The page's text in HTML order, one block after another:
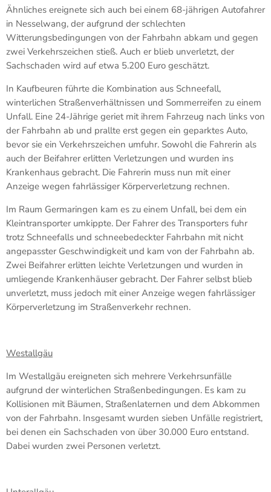
Ähnliches ereignete sich auch bei einem 68-jährigen Autofahrer
in Nesselwang, der aufgrund der schlechten
Witterungsbedingungen von der Fahrbahn abkam und gegen
zwei Verkehrszeichen stieß. Auch er blieb unverletzt, der
Sachschaden wird auf etwa 5.200 Euro geschätzt.
In Kaufbeuren führte die Kombination aus Schneefall,
winterlichen Straßenverhältnissen und Sommerreifen zu einem
Unfall. Eine 24-Jährige geriet mit ihrem Fahrzeug nach links von
der Fahrbahn ab und prallte erst gegen ein geparktes Auto,
bevor sie ein Verkehrszeichen umfuhr. Sowohl die Fahrerin als
auch der Beifahrer erlitten Verletzungen und wurden ins
Krankenhaus gebracht. Die Fahrerin muss nun mit einer
Anzeige wegen fahrlässiger Körperverletzung rechnen.
Im Raum Germaringen kam es zu einem Unfall, bei dem ein
Kleintransporter umkippte. Der Fahrer des Transporters fuhr
trotz Schneefalls und schneebedeckter Fahrbahn mit nicht
angepasster Geschwindigkeit und kam von der Fahrbahn ab.
Zwei Beifahrer erlitten leichte Verletzungen und wurden in
umliegende Krankenhäuser gebracht. Der Fahrer selbst blieb
unverletzt, muss jedoch mit einer Anzeige wegen fahrlässiger
Körperverletzung im Straßenverkehr rechnen.
Westallgäu
Im Westallgäu ereigneten sich mehrere Verkehrsunfälle
aufgrund der winterlichen Straßenbedingungen. Es kam zu
Kollisionen mit Bäumen, Straßenlaternen und dem Abkommen
von der Fahrbahn. Insgesamt wurden sieben Unfälle registriert,
bei denen ein Sachschaden von über 30.000 Euro entstand.
Dabei wurden zwei Personen verletzt.